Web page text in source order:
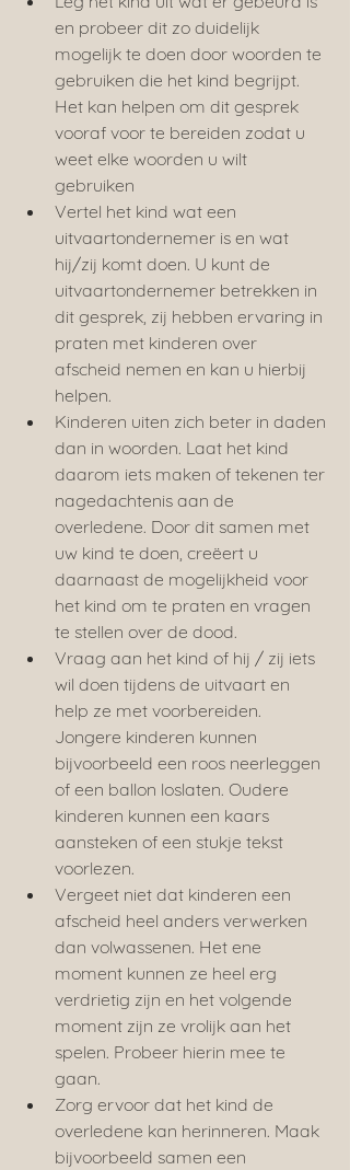
en probeer dit zo duidelijk
mogelijk te doen door woorden te
gebruiken die het kind begrijpt.
Het kan helpen om dit gesprek
vooraf voor te bereiden zodat u
weet elke woorden u wilt
gebruiken
Vertel het kind wat een
uitvaartondernemer is en wat
hij/zij komt doen. U kunt de
uitvaartondernemer betrekken in
dit gesprek, zij hebben ervaring in
praten met kinderen over
afscheid nemen en kan u hierbij
helpen.
Kinderen uiten zich beter in daden
dan in woorden. Laat het kind
daarom iets maken of tekenen ter
nagedachtenis aan de
overledene. Door dit samen met
uw kind te doen, creëert u
daarnaast de mogelijkheid voor
het kind om te praten en vragen
te stellen over de dood.
Vraag aan het kind of hij / zij iets
wil doen tijdens de uitvaart en
help ze met voorbereiden.
Jongere kinderen kunnen
bijvoorbeeld een roos neerleggen
of een ballon loslaten. Oudere
kinderen kunnen een kaars
aansteken of een stukje tekst
voorlezen.
Vergeet niet dat kinderen een
afscheid heel anders verwerken
dan volwassenen. Het ene
moment kunnen ze heel erg
verdrietig zijn en het volgende
moment zijn ze vrolijk aan het
spelen. Probeer hierin mee te
gaan.
Zorg ervoor dat het kind de
overledene kan herinneren. Maak
bijvoorbeeld samen een